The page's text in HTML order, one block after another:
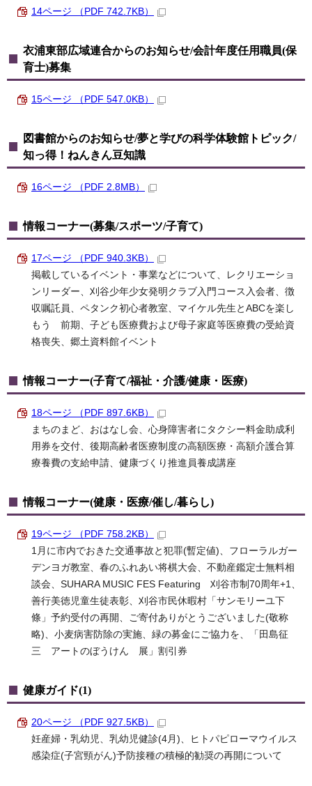
14ページ （PDF 742.7KB）
衣浦東部広域連合からのお知らせ/会計年度任用職員(保
育士)募集
15ページ （PDF 547.0KB）
図書館からのお知らせ/夢と学びの科学体験館トピック/
知っ得！ねんきん豆知識
16ページ （PDF 2.8MB）
情報コーナー(募集/スポーツ/子育て)
17ページ （PDF 940.3KB）
掲載しているイベント・事業などについて、レクリエーショ
ンリーダー、刈谷少年少女発明クラブ入門コース入会者、徴
収嘱託員、ペタンク初心者教室、マイケル先生とABCを楽し
もう 前期、子ども医療費および母子家庭等医療費の受給資
格喪失、郷土資料館イベント
情報コーナー(子育て/福祉・介護/健康・医療)
18ページ （PDF 897.6KB）
まちのまど、おはなし会、心身障害者にタクシー料金助成利
用券を交付、後期高齢者医療制度の高額医療・高額介護合算
療養費の支給申請、健康づくり推進員養成講座
情報コーナー(健康・医療/催し/暮らし)
19ページ （PDF 758.2KB）
1月に市内でおきた交通事故と犯罪(暫定値)、フローラルガー
デンヨガ教室、春のふれあい将棋大会、不動産鑑定士無料相
談会、SUHARA MUSIC FES Featuring 刈谷市制70周年+1、
善行美徳児童生徒表彰、刈谷市民休暇村「サンモリーユ下
條」予約受付の再開、ご寄付ありがとうございました(敬称
略)、小麦病害防除の実施、緑の募金にご協力を、「田島征
三 アートのぼうけん 展」割引券
健康ガイド(1)
20ページ （PDF 927.5KB）
妊産婦・乳幼児、乳幼児健診(4月)、ヒトパピローマウイルス
感染症(子宮頸がん)予防接種の積極的勧奨の再開について